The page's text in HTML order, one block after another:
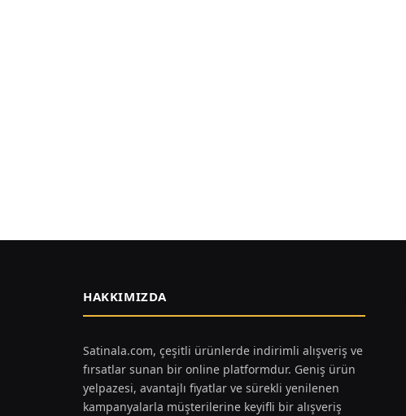
HAKKIMIZDA
Satinala.com, çeşitli ürünlerde indirimli alışveriş ve
fırsatlar sunan bir online platformdur. Geniş ürün
yelpazesi, avantajlı fiyatlar ve sürekli yenilenen
kampanyalarla müşterilerine keyifli bir alışveriş